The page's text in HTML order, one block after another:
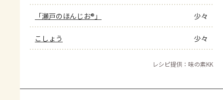
「瀬戸のほんじお®」 少々
こしょう 少々
レシピ提供：味の素KK